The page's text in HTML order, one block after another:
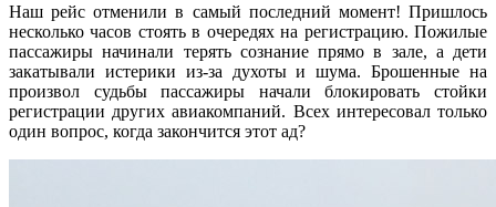
Наш рейс отменили в самый последний момент! Пришлось
несколько часов стоять в очередях на регистрацию. Пожилые
пассажиры начинали терять сознание прямо в зале, а дети
закатывали истерики из-за духоты и шума. Брошенные на
произвол судьбы пассажиры начали блокировать стойки
регистрации других авиакомпаний. Всех интересовал только
один вопрос, когда закончится этот ад?